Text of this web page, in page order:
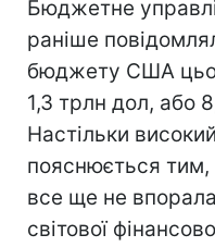
Бюджетне
раніше
бюджету США
1,3 трлн дол, або
Настільки
пояснюється
все ще не
світової